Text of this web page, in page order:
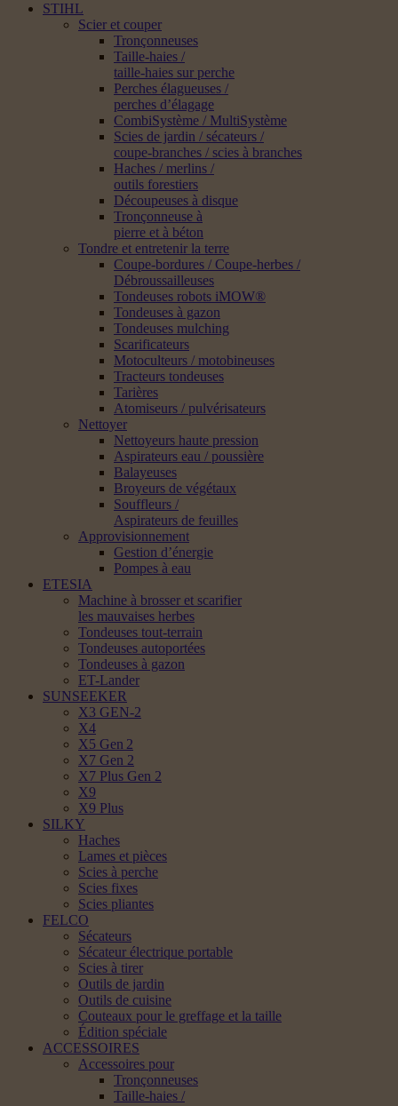
STIHL
Scier et couper
Tronçonneuses
Taille-haies /
taille-haies sur perche
Perches élagueuses /
perches d’élagage
CombiSystème / MultiSystème
Scies de jardin / sécateurs /
coupe-branches / scies à branches
Haches / merlins /
outils forestiers
Découpeuses à disque
Tronçonneuse à
pierre et à béton
Tondre et entretenir la terre
Coupe-bordures / Coupe-herbes /
Débroussailleuses
Tondeuses robots iMOW®
Tondeuses à gazon
Tondeuses mulching
Scarificateurs
Motoculteurs / motobineuses
Tracteurs tondeuses
Tarières
Atomiseurs / pulvérisateurs
Nettoyer
Nettoyeurs haute pression
Aspirateurs eau / poussière
Balayeuses
Broyeurs de végétaux
Souffleurs /
Aspirateurs de feuilles
Approvisionnement
Gestion d’énergie
Pompes à eau
ETESIA
Machine à brosser et scarifier
les mauvaises herbes
Tondeuses tout-terrain
Tondeuses autoportées
Tondeuses à gazon
ET-Lander
SUNSEEKER
X3 GEN-2
X4
X5 Gen 2
X7 Gen 2
X7 Plus Gen 2
X9
X9 Plus
SILKY
Haches
Lames et pièces
Scies à perche
Scies fixes
Scies pliantes
FELCO
Sécateurs
Sécateur électrique portable
Scies à tirer
Outils de jardin
Outils de cuisine
Couteaux pour le greffage et la taille
Édition spéciale
ACCESSOIRES
Accessoires pour
Tronçonneuses
Taille-haies /